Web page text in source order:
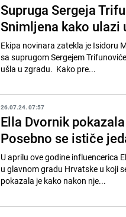
Supruga Sergeja
Snimljena kako ulazi
Ekipa novinara zatekla je Isidoru
sa suprugom Sergejem
ušla u zgradu. Kako pre...
26.07.24. 07:57
Ella Dvornik
Posebno se ističe
U aprilu ove godine influencerica
u glavnom gradu Hrvatske u koji
pokazala je kako nakon nje...